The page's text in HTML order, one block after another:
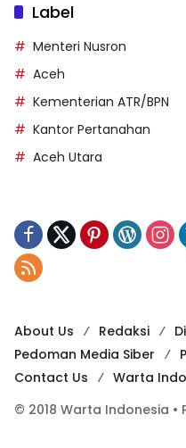
Label
Menteri Nusron
Aceh
Kementerian ATR/BPN
Kantor Pertanahan
Aceh Utara
About Us Redaksi
Pedoman Media Siber
Contact Us
Warta
© 2018 Warta Indonesia •